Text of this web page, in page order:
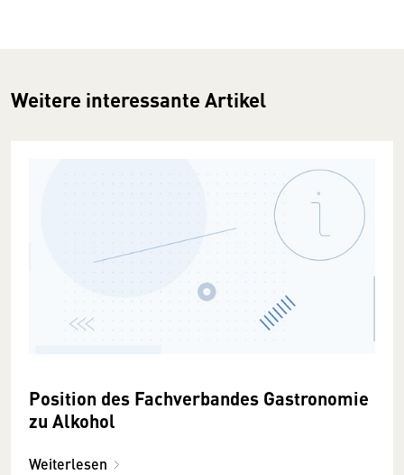
Weitere interessante Artikel
Position des Fachverbandes Gastronomie
zu Alkohol
Weiterlesen